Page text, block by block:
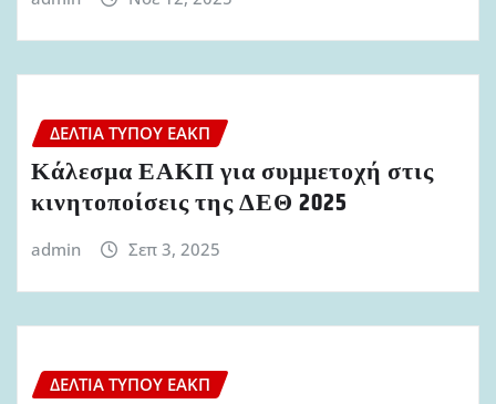
ΔΕΛΤΊΑ ΤΎΠΟΥ ΕΑΚΠ
Κάλεσμα ΕΑΚΠ για συμμετοχή στις
κινητοποίσεις της ΔΕΘ 2025
admin Σεπ 3, 2025
ΔΕΛΤΊΑ ΤΎΠΟΥ ΕΑΚΠ